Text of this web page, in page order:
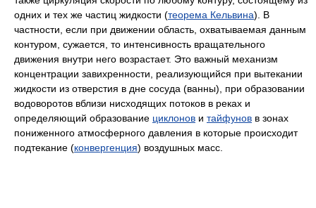
одних и тех же частиц жидкости (теорема Кельвина). В
частности, если при движении область, охватываемая данным
контуром, сужается, то интенсивность вращательного
движения внутри него возрастает. Это важный механизм
концентрации завихренности, реализующийся при вытекании
жидкости из отверстия в дне сосуда (ванны), при образовании
водоворотов вблизи нисходящих потоков в реках и
определяющий образование циклонов и тайфунов в зонах
пониженного атмосферного давления в которые происходит
подтекание (конвергенция) воздушных масс.